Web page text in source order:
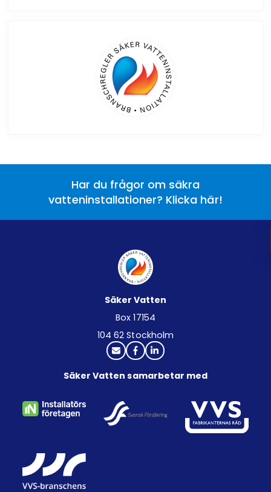
Har du frågor om säkra
vatteninstallationer? Klicka här!
Säker Vatten
Box 17154
104 62 Stockholm
Säker Vatten samarbetar med